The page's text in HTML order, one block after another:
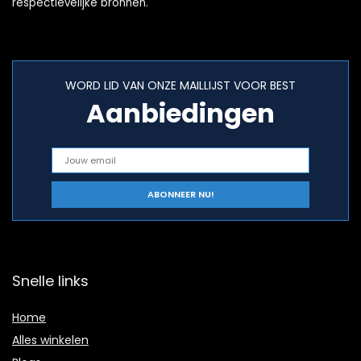
WORD LID VAN ONZE MAILLIJST VOOR BEST
Aanbiedingen
Snelle links
Home
Alles winkelen